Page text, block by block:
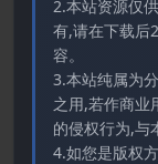
2.本站资源仅
有,请在下载后
容。
3.本站纯属为
之用,若作商业
的侵权行为,与
4.如您是版权